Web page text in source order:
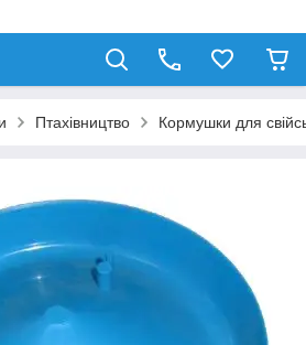
Птахівництво Кормушки для